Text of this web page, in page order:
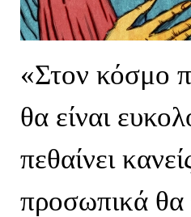
«Στον κόσμο
θα είναι
πεθαίνει
προσωπικά θα